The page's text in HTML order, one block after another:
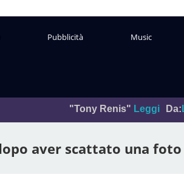
Pubblicità Music
Leggi Da:La foto del
aver scattato una foto